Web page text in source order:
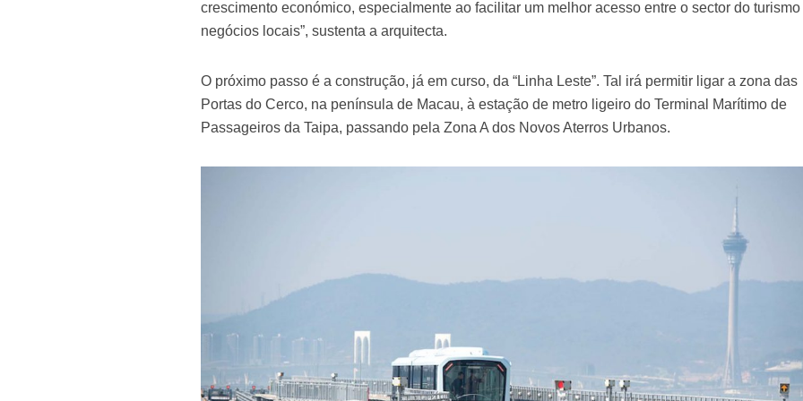
crescimento económico, especialmente ao facilitar um melhor acesso entre o sector do
negócios locais”, sustenta a arquitecta.
O próximo passo é a construção, já em curso, da “Linha Leste”. Tal irá permitir ligar a zona das
Portas do Cerco, na península de Macau, à estação de metro ligeiro do Terminal Marítimo de
Passageiros da Taipa, passando pela Zona A dos Novos Aterros Urbanos.